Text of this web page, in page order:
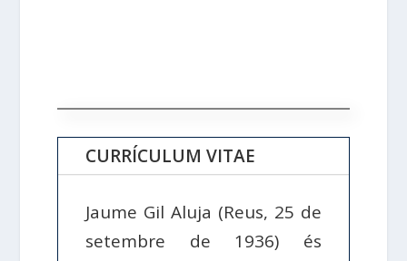
CURRÍCULUM VITAE
Jaume Gil Aluja (Reus, 25 de
setembre de 1936) és